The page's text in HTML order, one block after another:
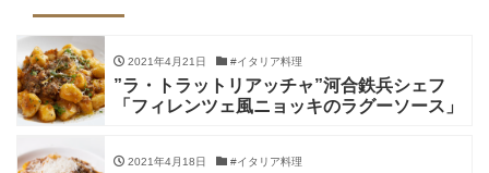
2021年4月21日 #イタリア料理
”ラ・トラットリアッチャ”河合鉄兵シェフ
「フィレンツェ風ニョッキのラグーソース」
2021年4月18日 #イタリア料理